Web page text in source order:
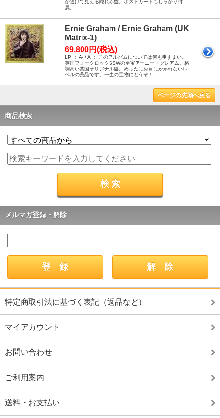
が透けて見える隠れ赤盤。ポストカードもしっかり付
属。
Ernie Graham / Ernie Graham (UK
Matrix-1)
69,800円(税込)
LP ： A- / A ： このアルバムについては何も申すまい。
英国フォークロックSSWの至宝アーニー・グレアム。格
調高い英国オリジナル盤。めったにお目にかかれないレ
ベルの美品です。一生の宝物にどうぞ！
ページの先頭へ戻る
商品検索
メルマガ登録・解除
特定商取引法に基づく表記（返品など）
マイアカウント
お問い合わせ
ご利用案内
送料・お支払い